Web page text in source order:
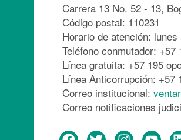
Carrera 13 No. 52 - 13,
Código postal: 110231
Horario de atención:
Teléfono conmutador: +57
Línea gratuita: +57 195
Línea Anticorrupción: +57
Correo institucional:
Correo notificaciones